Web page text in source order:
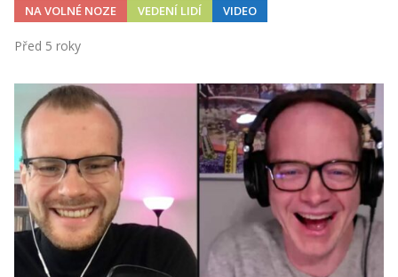
NA VOLNÉ NOZE VEDENÍ LIDÍ VIDEO
Před 5 roky